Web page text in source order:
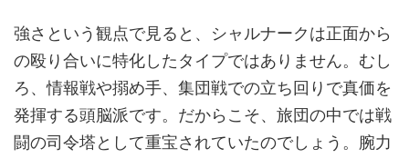
強さという観点で見ると、シャルナークは正面から
の殴り合いに特化したタイプではありません。むし
ろ、情報戦や搦め手、集団戦での立ち回りで真価を
発揮する頭脳派です。だからこそ、旅団の中では戦
闘の司令塔として重宝されていたのでしょう。腕力